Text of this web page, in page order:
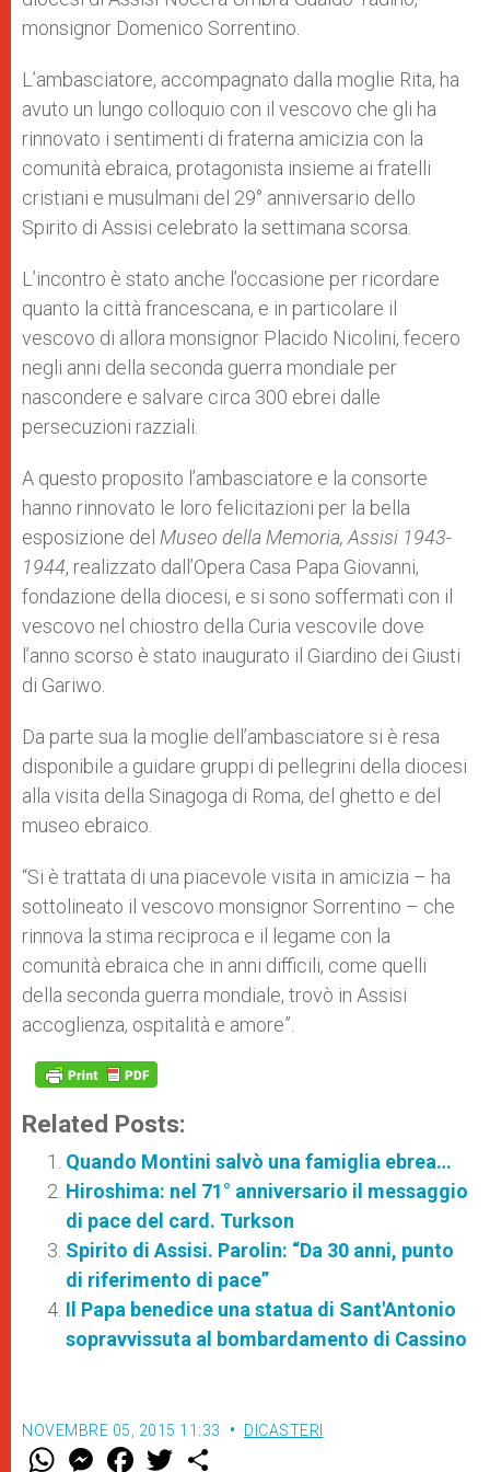
monsignor Domenico Sorrentino.
L’ambasciatore, accompagnato dalla moglie Rita, ha
avuto un lungo colloquio con il vescovo che gli ha
rinnovato i sentimenti di fraterna amicizia con la
comunità ebraica, protagonista insieme ai fratelli
cristiani e musulmani del 29° anniversario dello
Spirito di Assisi celebrato la settimana scorsa.
L’incontro è stato anche l’occasione per ricordare
quanto la città francescana, e in particolare il
vescovo di allora monsignor Placido Nicolini, fecero
negli anni della seconda guerra mondiale per
nascondere e salvare circa 300 ebrei dalle
persecuzioni razziali.
A questo proposito l’ambasciatore e la consorte
hanno rinnovato le loro felicitazioni per la bella
esposizione del Museo della Memoria, Assisi 1943-
1944, realizzato dall’Opera Casa Papa Giovanni,
fondazione della diocesi, e si sono soffermati con il
vescovo nel chiostro della Curia vescovile dove
l’anno scorso è stato inaugurato il Giardino dei Giusti
di Gariwo.
Da parte sua la moglie dell’ambasciatore si è resa
disponibile a guidare gruppi di pellegrini della diocesi
alla visita della Sinagoga di Roma, del ghetto e del
museo ebraico.
“Si è trattata di una piacevole visita in amicizia – ha
sottolineato il vescovo monsignor Sorrentino – che
rinnova la stima reciproca e il legame con la
comunità ebraica che in anni difficili, come quelli
della seconda guerra mondiale, trovò in Assisi
accoglienza, ospitalità e amore”.
Related Posts:
Quando Montini salvò una famiglia ebrea…
Hiroshima: nel 71° anniversario il messaggio
di pace del card. Turkson
Spirito di Assisi. Parolin: “Da 30 anni, punto
di riferimento di pace”
Il Papa benedice una statua di Sant'Antonio
sopravvissuta al bombardamento di Cassino
NOVEMBRE 05, 2015 11:33 DICASTERI
W M F